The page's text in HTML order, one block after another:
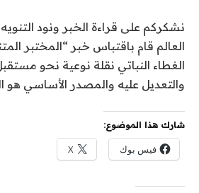
نشكركم على قراءة الخبر ونود
العالم قام باقتباس خبر “المختبر
الغطاء النباتي نقلة نوعية نحو
والتعديل عليه والمصدر الأساسي هو
شارك هذا الموضوع:
فيس بوك X